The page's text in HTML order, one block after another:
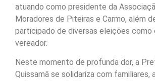
atuando como presidente da
Moradores de Piteiras e Carmo, além
participado de diversas eleições como
vereador.
Neste momento de profunda dor, a
Quissamã se solidariza com familiares,